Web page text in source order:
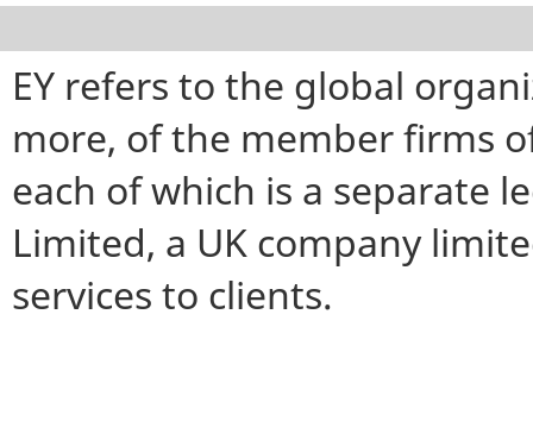
EY refers to the global
more, of the member firms
each of which is a separate
Limited, a UK company
services to clients.